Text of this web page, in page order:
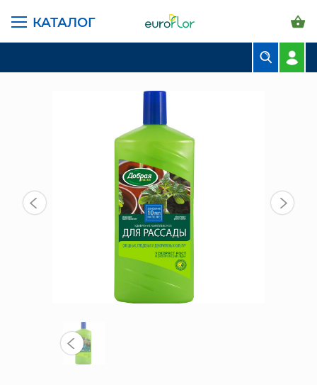
КАТАЛОГ
КОМПОЗИЦИИ
ЦВЕТЫ В ПАЧКАХ
СВАДЕБНАЯ ФЛОРИСТИКА
КОМНАТНЫЕ РАСТЕНИЯ
ГОРШКИ И КАШПО
ГРУНТЫ И УДОБРЕНИЯ
ПРЕДМЕТЫ ИНТЕРЬЕРА
ГЛАВНАЯ СТРАНИЦА КАТАЛОГ
ГРУНТЫ И УДОБРЕНИЯ